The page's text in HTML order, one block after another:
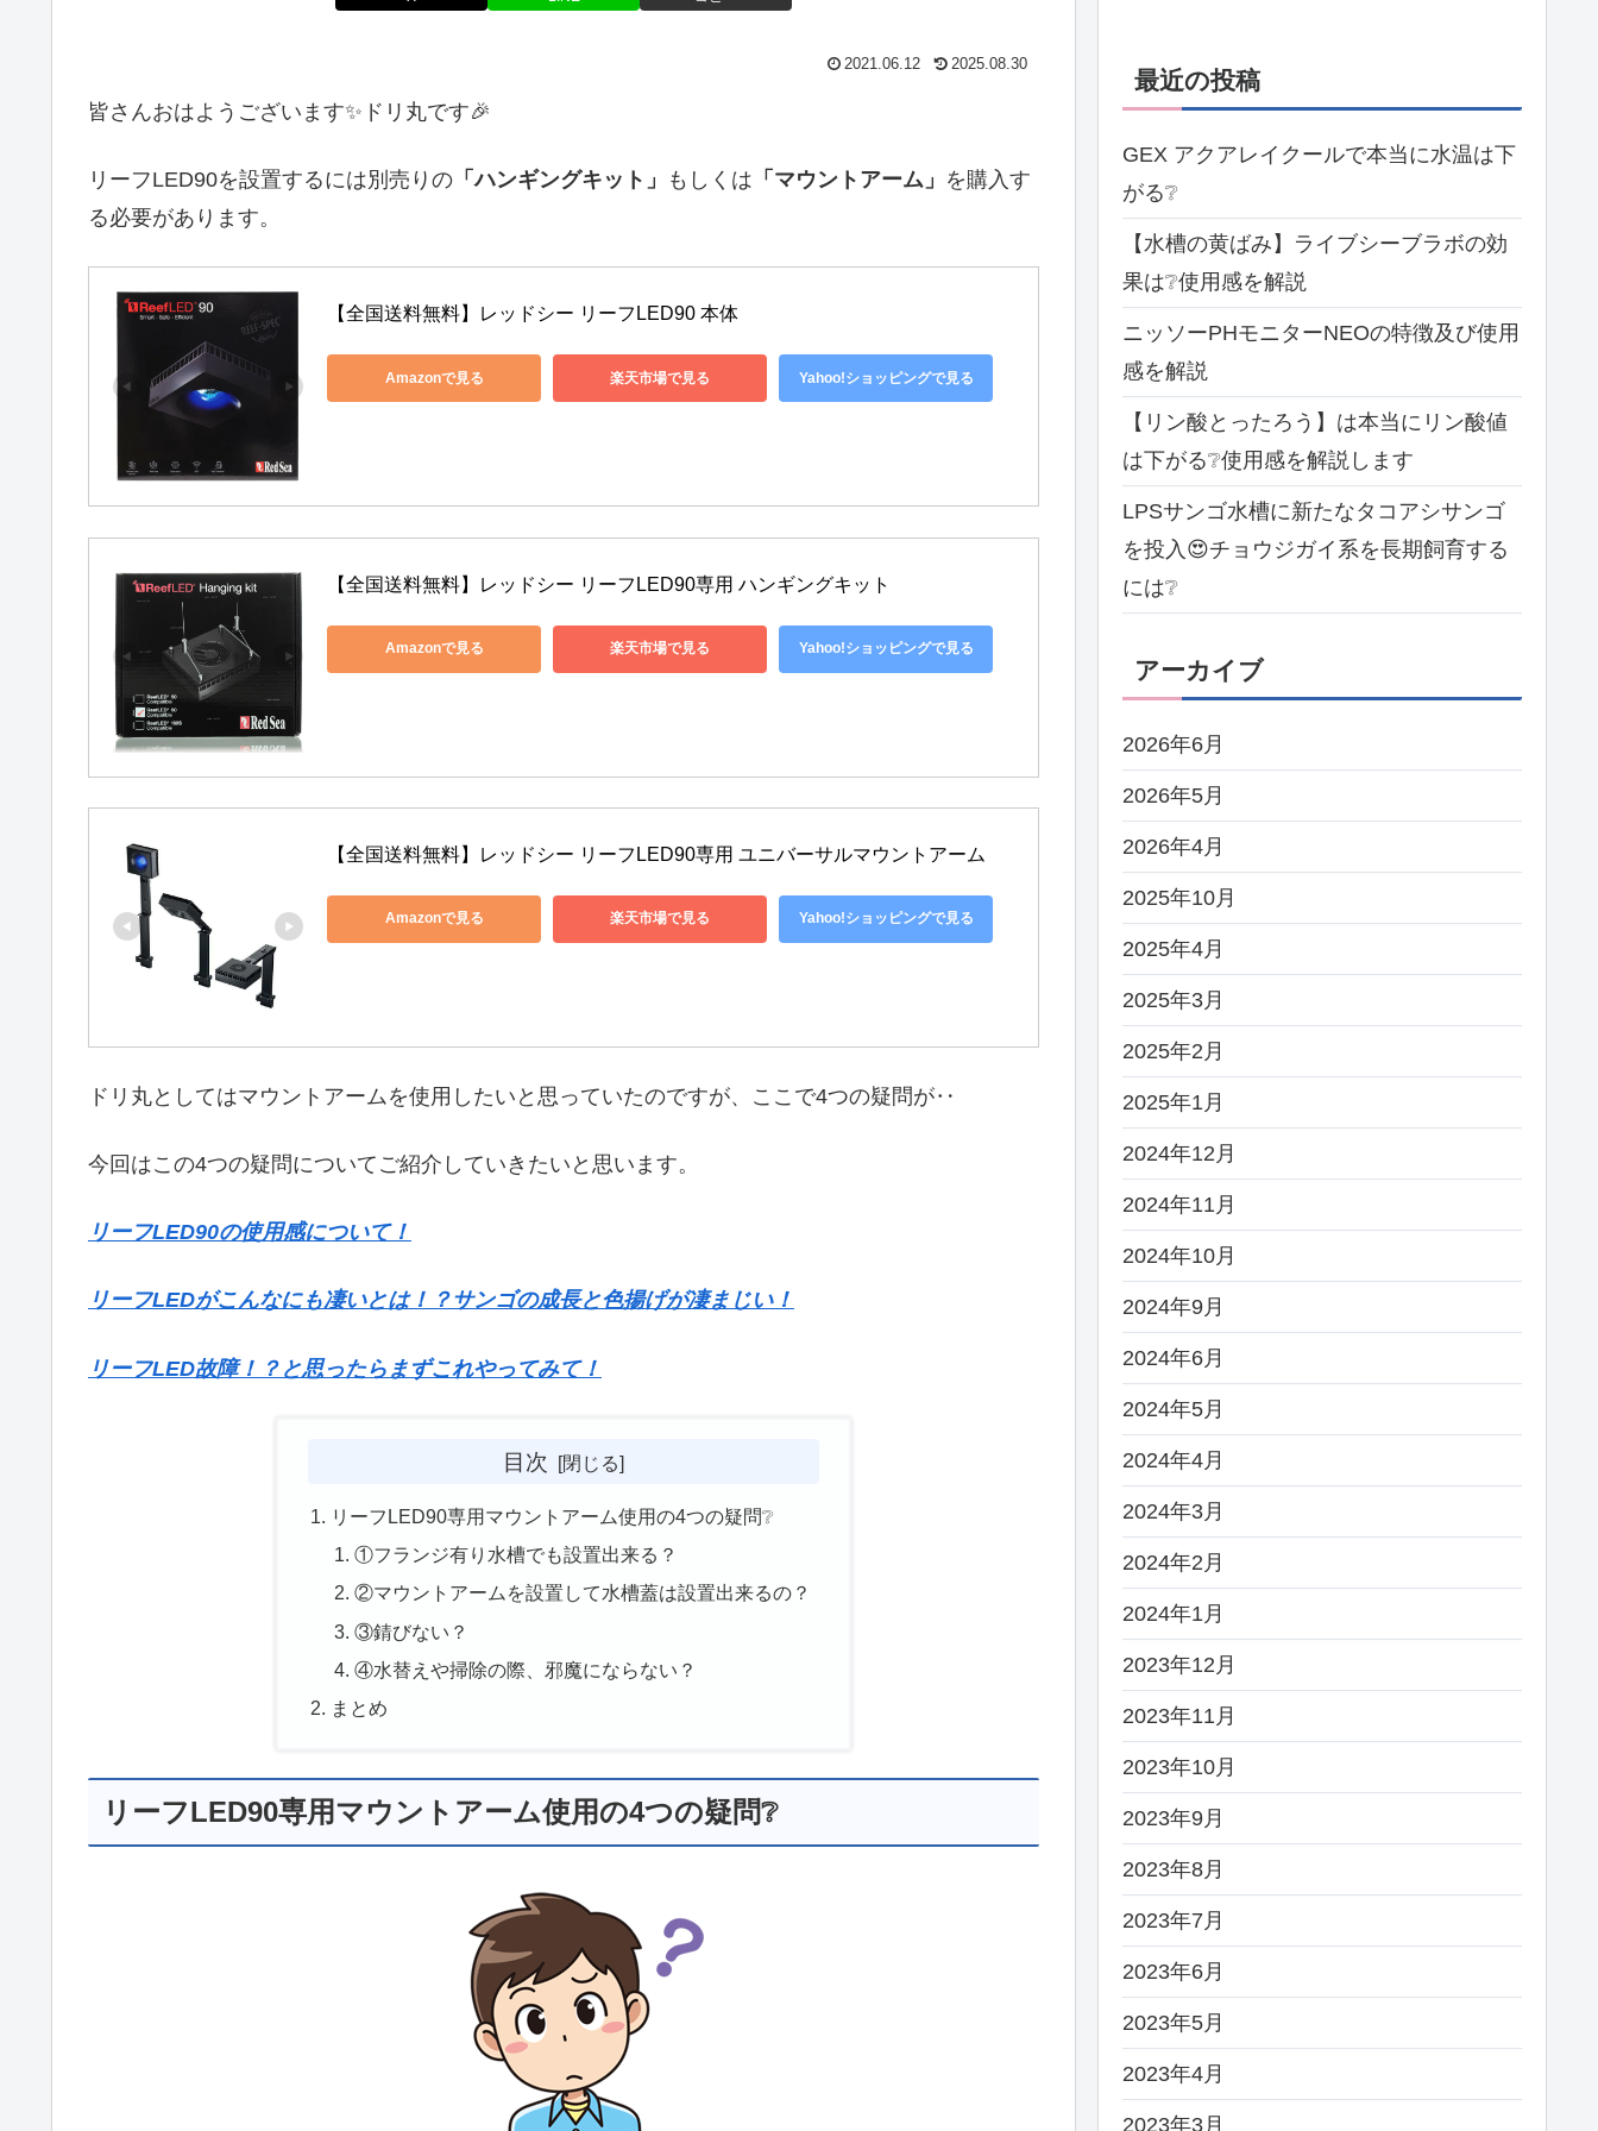
2021.06.12 2025.08.30
皆さんおはようございます✨ドリ丸です🎉
リーフLED90を設置するには別売りの 「ハンギングキット」 もしくは 「マウントアーム」 を購入す
る必要があります。
【全国送料無料】レッドシー リーフLED90 本体
Amazonで見る 楽天市場で見る Yahoo!ショッピングで見る
【全国送料無料】レッドシー リーフLED90専用 ハンギングキット
Amazonで見る 楽天市場で見る Yahoo!ショッピングで見る
【全国送料無料】レッドシー リーフLED90専用 ユニバーサルマウントアーム
Amazonで見る 楽天市場で見る Yahoo!ショッピングで見る
ドリ丸としてはマウントアームを使用したいと思っていたのですが、ここで4つの疑問が‥
今回はこの4つの疑問についてご紹介していきたいと思います。
リーフLED90の使用感について！
リーフLEDがこんなにも凄いとは！？サンゴの成長と色揚げが凄まじい！
リーフLED故障！？と思ったらまずこれやってみて！
目次
リーフLED90専用マウントアーム使用の4つの疑問❔
①フランジ有り水槽でも設置出来る？
②マウントアームを設置して水槽蓋は設置出来るの？
③錆びない？
④水替えや掃除の際、邪魔にならない？
まとめ
リーフLED90専用マウントアーム使用の4つの疑問❔
最近の投稿
GEX アクアレイクールで本当に水温は下
がる❔
【水槽の黄ばみ】ライブシーブラボの効
果は❔使用感を解説
ニッソーPHモニターNEOの特徴及び使用
感を解説
【リン酸とったろう】は本当にリン酸値
は下がる❔使用感を解説します
LPSサンゴ水槽に新たなタコアシサンゴ
を投入😍チョウジガイ系を長期飼育する
には❔
アーカイブ
2026年6月
2026年5月
2026年4月
2025年10月
2025年4月
2025年3月
2025年2月
2025年1月
2024年12月
2024年11月
2024年10月
2024年9月
2024年6月
2024年5月
2024年4月
2024年3月
2024年2月
2024年1月
2023年12月
2023年11月
2023年10月
2023年9月
2023年8月
2023年7月
2023年6月
2023年5月
2023年4月
2023年3月